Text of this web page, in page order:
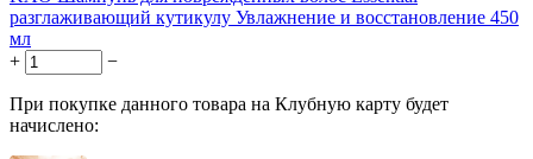
разглаживающий кутикулу Увлажнение и восстановление 450
мл
+
−
При покупке данного товара на Клубную карту будет
начислено: